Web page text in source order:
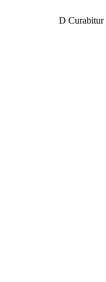
D Curabitur